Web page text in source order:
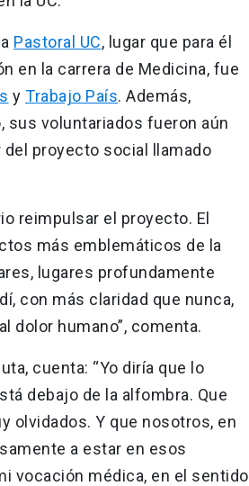
Pastoral UC, lugar que para él
en la carrera de Medicina, fue
y Trabajo País. Además,
sus voluntariados fueron aún
proyecto social llamado
reimpulsar el proyecto. El
más emblemáticos de la
lugares profundamente
con más claridad que nunca,
dolor humano”, comenta.
cuenta: “Yo diría que lo
debajo de la alfombra. Que
olvidados. Y que nosotros, en
a estar en esos
vocación médica, en el sentido